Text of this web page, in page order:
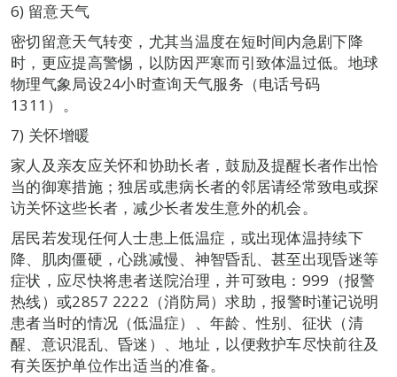
6) 留意天气
密切留意天气转变，尤其当温度在短时间内急剧下降
时，更应提高警惕，以防因严寒而引致体温过低。地球
物理气象局设24小时查询天气服务（电话号码
1311）。
7) 关怀增暖
家人及亲友应关怀和协助长者，鼓励及提醒长者作出恰
当的御寒措施；独居或患病长者的邻居请经常致电或探
访关怀这些长者，减少长者发生意外的机会。
居民若发现任何人士患上低温症，或出现体温持续下
降、肌肉僵硬，心跳减慢、神智昏乱、甚至出现昏迷等
症状，应尽快将患者送院治理，并可致电：999（报警
热线）或2857 2222（消防局）求助，报警时谨记说明
患者当时的情况（低温症）、年龄、性别、征状（清
醒、意识混乱、昏迷）、地址，以便救护车尽快前往及
有关医护单位作出适当的准备。